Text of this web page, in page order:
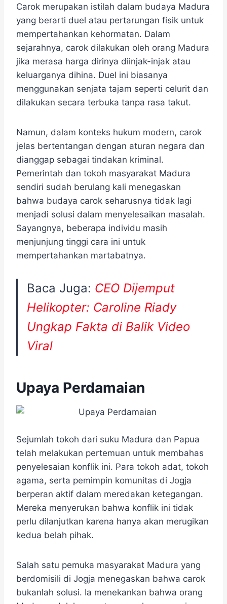
Carok merupakan istilah dalam budaya Madura
yang berarti duel atau pertarungan fisik untuk
mempertahankan kehormatan. Dalam
sejarahnya, carok dilakukan oleh orang Madura
jika merasa harga dirinya diinjak-injak atau
keluarganya dihina. Duel ini biasanya
menggunakan senjata tajam seperti celurit dan
dilakukan secara terbuka tanpa rasa takut.
Namun, dalam konteks hukum modern, carok
jelas bertentangan dengan aturan negara dan
dianggap sebagai tindakan kriminal.
Pemerintah dan tokoh masyarakat Madura
sendiri sudah berulang kali menegaskan
bahwa budaya carok seharusnya tidak lagi
menjadi solusi dalam menyelesaikan masalah.
Sayangnya, beberapa individu masih
menjunjung tinggi cara ini untuk
mempertahankan martabatnya.
Baca Juga: CEO Dijemput
Helikopter: Caroline Riady
Ungkap Fakta di Balik Video
Viral
Upaya Perdamaian
Sejumlah tokoh dari suku Madura dan Papua
telah melakukan pertemuan untuk membahas
penyelesaian konflik ini. Para tokoh adat, tokoh
agama, serta pemimpin komunitas di Jogja
berperan aktif dalam meredakan ketegangan.
Mereka menyerukan bahwa konflik ini tidak
perlu dilanjutkan karena hanya akan merugikan
kedua belah pihak.
Salah satu pemuka masyarakat Madura yang
berdomisili di Jogja menegaskan bahwa carok
bukanlah solusi. Ia menekankan bahwa orang